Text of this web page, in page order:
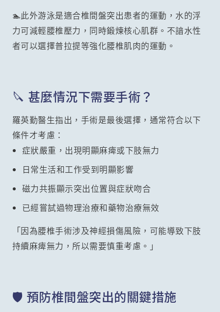
🏊此外游泳是適合椎間盤突出患者的運動，水的浮
力可減輕腰椎壓力，同時鍛煉核心肌群。不諳水性
者可以選擇普拉提等強化腰椎肌肉的運動。
🔪 甚麼情況下需要手術？
羅英勤醫生指出，手術是最後選擇，通常符合以下
條件才考慮：
症狀嚴重，出現明顯麻痺或下肢無力
日常生活和工作受到明顯影響
磁力共振顯示突出位置與症狀吻合
已經嘗試過物理治療和藥物治療無效
「因為腰椎手術涉及神經損傷風險，可能導致下肢
持續麻痺無力，所以需要慎重考慮。」
🛡️ 預防椎間盤突出的關鍵措施